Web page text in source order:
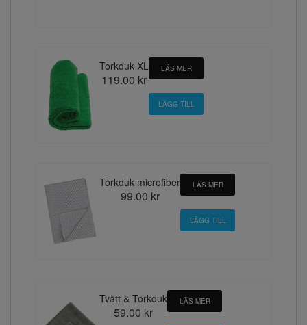
Torkduk XL
119.00 kr
LÄS MER
Torkduk microfiber
99.00 kr
LÄS MER
Tvätt & Torkduk
59.00 kr
LÄS MER